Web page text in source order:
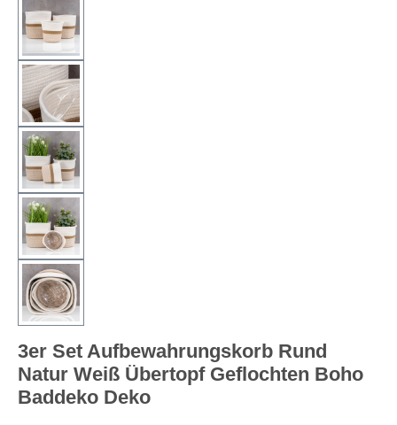
3er Set Aufbewahrungskorb Rund
Natur Weiß Übertopf Geflochten Boho
Baddeko Deko